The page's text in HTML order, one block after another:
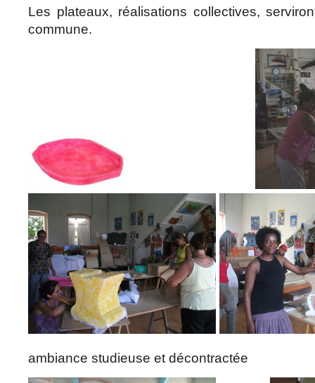
Les plateaux, réalisations collectives,
commune.
ambiance studieuse et décontractée